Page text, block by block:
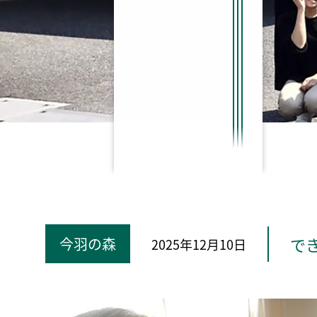
今羽の森 2025年12月10日 で